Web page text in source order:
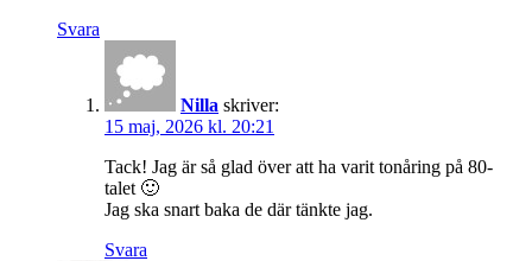
Svara
Nilla skriver:
15 maj, 2026 kl. 20:21
Tack! Jag är så glad över att ha varit tonåring på 80-
talet 🙂
Jag ska snart baka de där tänkte jag.
Svara